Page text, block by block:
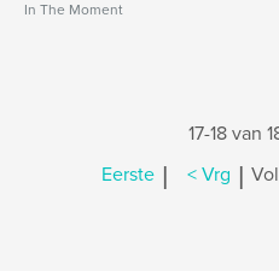
In The Moment
17-18 van
Eerste | < Vrg |